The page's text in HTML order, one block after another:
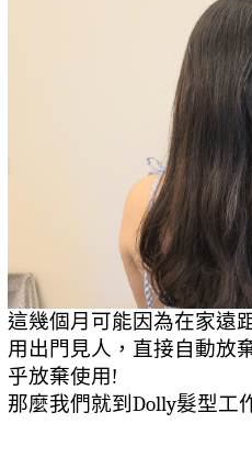
這幾個月可能因為在家遠
用出門見人，直接自動放
乎放棄使用!
那麼我們就到Dolly髮型工